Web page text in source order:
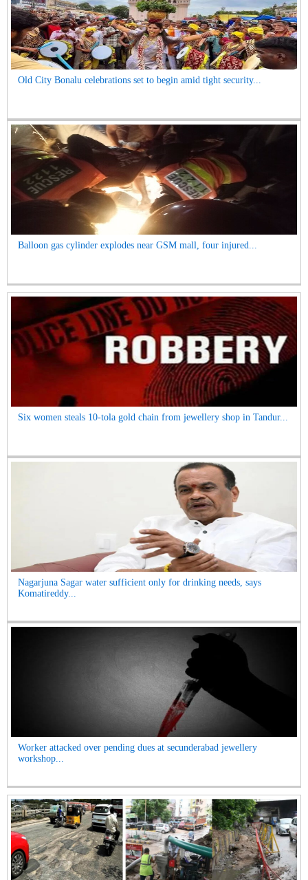
Old City Bonalu celebrations set to begin amid tight security...
Balloon gas cylinder explodes near GSM mall, four injured...
Six women steals 10-tola gold chain from jewellery shop in Tandur...
Nagarjuna Sagar water sufficient only for drinking needs, says
Komatireddy...
Worker attacked over pending dues at secunderabad jewellery
workshop...